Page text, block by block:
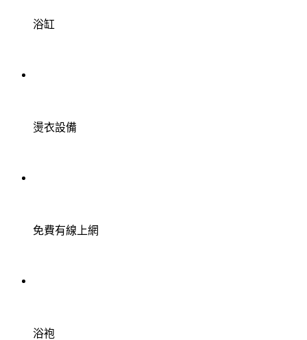
浴缸
燙衣設備
免費有線上網
浴袍